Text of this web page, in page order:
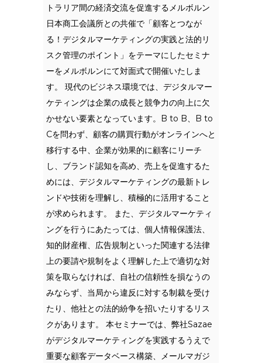
トラリア間の経済交流を促進するメルボルン
日本商工会議所との共催で「顧客とつなが
る！デジタルマーケティングの実践と法的リ
スク管理のポイント」をテーマにしたセミナ
ーをメルボルンにて対面式で開催いたしま
す。 現代のビジネス環境では、デジタルマー
ケティングは企業の成長と競争力の向上に欠
かせない要素となっています。B to B、B to
Cを問わず、顧客の購買行動がオンラインへと
移行する中、企業が効果的に顧客にリーチ
し、ブランド認知を高め、売上を促進するた
めには、デジタルマーケティングの最新トレ
ンドや技術を理解し、積極的に活用すること
が求められます。 また、デジタルマーケティ
ングを行うにあたっては、個人情報保護法、
知的財産権、広告規制といった関連する法律
上の要請や規制をよく理解した上で適切な対
策を取らなければ、自社の信頼性を損なうの
みならず、当局から違反に対する制裁を受け
たり、他社との法的紛争を招いたりするリス
クがあります。 本セミナーでは、弊社Sazae
がデジタルマーケティングを実践するうえで
重要な顧客データベース構築、メールマガジ